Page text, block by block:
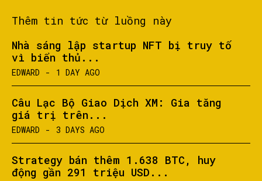
Thêm tin tức từ luồng này
Nhà sáng lập startup NFT bị truy tố
vì biển thủ...
EDWARD - 1 DAY AGO
Câu Lạc Bộ Giao Dịch XM: Gia tăng
giá trị trên...
EDWARD - 3 DAYS AGO
Strategy bán thêm 1.638 BTC, huy
động gần 291 triệu USD...